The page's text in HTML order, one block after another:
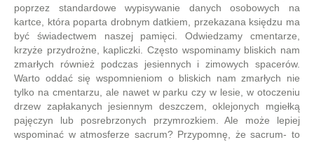
poprzez standardowe wypisywanie danych osobowych na
kartce, która poparta drobnym datkiem, przekazana księdzu ma
być świadectwem naszej pamięci. Odwiedzamy cmentarze,
krzyże przydrożne, kapliczki. Często wspominamy bliskich nam
zmarłych również podczas jesiennych i zimowych spacerów.
Warto oddać się wspomnieniom o bliskich nam zmarłych nie
tylko na cmentarzu, ale nawet w parku czy w lesie, w otoczeniu
drzew zapłakanych jesiennym deszczem, oklejonych mgiełką
pajęczyn lub posrebrzonych przymrozkiem. Ale może lepiej
wspominać w atmosferze sacrum? Przypomnę, że sacrum- to